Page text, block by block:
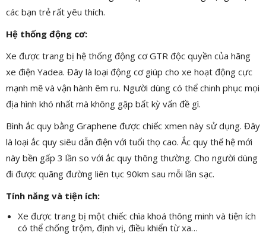
các bạn trẻ rất yêu thích.
Hệ thống động cơ:
Xe được trang bị hệ thống động cơ GTR độc quyền của hãng
xe điện Yadea. Đây là loại động cơ giúp cho xe hoạt động cực
mạnh mẽ và vận hành êm ru. Người dùng có thể chinh phục mọi
địa hình khó nhất mà không gặp bất kỳ vấn đề gì.
Bình ắc quy bằng Graphene được chiếc xmen này sử dụng. Đây
là loại ắc quy siêu dẫn điện với tuổi thọ cao. Ắc quy thế hệ mới
này bền gấp 3 lần so với ắc quy thông thường. Cho người dùng
đi được quãng đường liên tục 90km sau mỗi lần sạc.
Tính năng và tiện ích:
Xe được trang bị một chiếc chìa khoá thông minh và tiện ích
có thể chống trộm, định vị, điều khiển từ xa…